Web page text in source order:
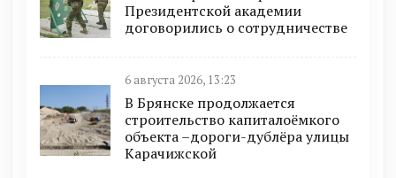
Президентской академии
договорились о сотрудничестве
6 августа 2026, 13:23
В Брянске продолжается
строительство капиталоёмкого
объекта –дороги-дублёра улицы
Карачижской